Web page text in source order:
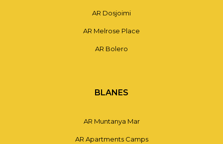
AR Dosjoimi
AR Melrose Place
AR Bolero
BLANES
AR Muntanya Mar
AR Apartments Camps